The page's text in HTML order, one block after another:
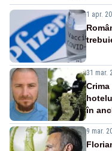
Sistemului
1 apr.
31 mar.
în
9 mar.